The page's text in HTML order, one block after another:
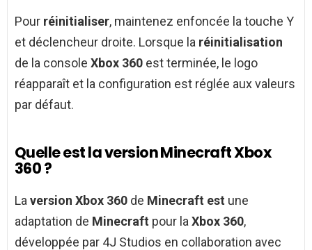
Pour réinitialiser, maintenez enfoncée la touche Y
et déclencheur droite. Lorsque la réinitialisation
de la console Xbox 360 est terminée, le logo
réapparaît et la configuration est réglée aux valeurs
par défaut.
Quelle est la version Minecraft Xbox
360 ?
La version Xbox 360 de Minecraft est une
adaptation de Minecraft pour la Xbox 360,
développée par 4J Studios en collaboration avec